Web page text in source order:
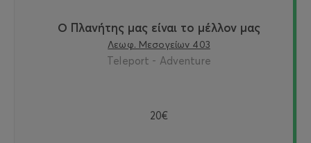
Ο Πλανήτης μας είναι το μέλλον μας
Λεωφ. Μεσογείων 403
Teleport - Adventure
20€